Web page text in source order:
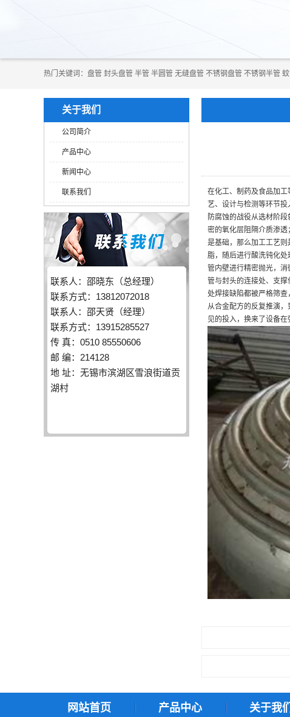
热门关键词： ​​​​​盘管 封头盘管 半管 半圆管 无缝盘管 不锈钢盘管 不锈钢半管
关于我们
公司简介
产品中心
新闻中心
联系我们
联系人：邵晓东（总经理）
联系方式：13812072018
联系人：邵天贤（经理）
联系方式：13915285527
传 真：0510 85550606
邮 编：214128
地 址：无锡市滨湖区雪浪街道贡
湖村
在化工、制药及食品加
艺、设计与检测等环节投
防腐蚀的战役从选材阶
密的氧化层阻隔介质渗
是基础，那么加工工艺
脂，随后进行酸洗钝化
管内壁进行精密抛光，
管与封头的连接处、支
处焊接缺陷都被严格筛查
从合金配方的反复推演
见的投入，换来了设备在
网站首页 产品中心 关于我们